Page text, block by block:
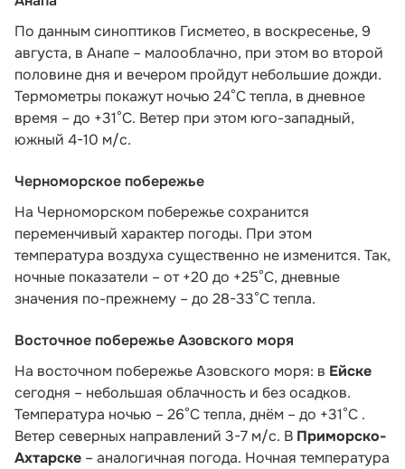
По данным синоптиков Гисметео, в воскресенье, 9
августа, в Анапе – малооблачно, при этом во второй
половине дня и вечером пройдут небольшие дожди.
Термометры покажут ночью 24°C тепла, в дневное
время – до +31°C. Ветер при этом юго-западный,
южный 4-10 м/с.
Черноморское побережье
На Черноморском побережье сохранится
переменчивый характер погоды. При этом
температура воздуха существенно не изменится. Так,
ночные показатели – от +20 до +25°С, дневные
значения по-прежнему – до 28-33°С тепла.
Восточное побережье Азовского моря
На восточном побережье Азовского моря: в Ейске
сегодня – небольшая облачность и без осадков.
Температура ночью – 26°С тепла, днём – до +31°С .
Ветер северных направлений 3-7 м/с. В Приморско-
Ахтарске – аналогичная погода. Ночная температура